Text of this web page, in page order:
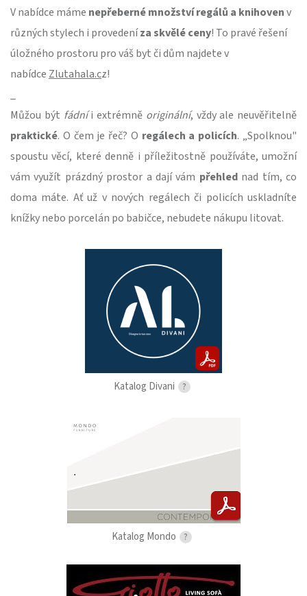
Katalog Divani ?
Katalog Mondo ?
V nabídce máme nepřeberné množství regálů a knihovenv
různých stylech i provedeníza skvělé ceny! To pravé řešení
úložného prostoru pro váš byt či dům najdete v
nabídce Zlutahala.cz!
Můžou být fádníi extrémně originální, vždy ale neuvěřitelně
praktické. O čem je řeč? O regálech a policích. „Spolknou"
spoustu věcí, které denně i příležitostně používáte, umožní
vám využít prázdný prostor a dají vám přehlednad tím, co
doma máte. Ať už v nových regálech či policích uskladníte
knížky nebo porcelán po babičce, nebudete nákupu litovat.